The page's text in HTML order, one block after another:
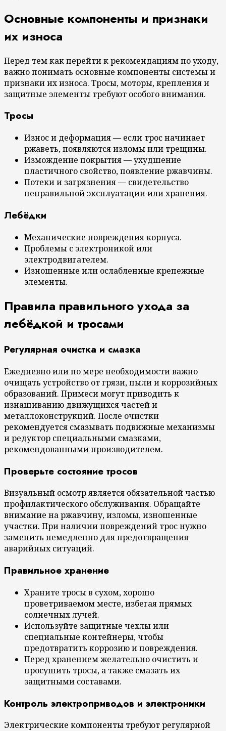
Основные компоненты и признаки
их износа
Перед тем как перейти к рекомендациям по уходу,
важно понимать основные компоненты системы и
признаки их износа. Тросы, моторы, крепления и
защитные элементы требуют особого внимания.
Тросы
Износ и деформация — если трос начинает
ржаветь, появляются изломы или трещины.
Измождение покрытия — ухудшение
пластичного свойство, появление ржавчины.
Потеки и загрязнения — свидетельство
неправильной эксплуатации или хранения.
Лебёдки
Механические повреждения корпуса.
Проблемы с электроникой или
электродвигателем.
Изношенные или ослабленные крепежные
элементы.
Правила правильного ухода за
лебёдкой и тросами
Регулярная очистка и смазка
Ежедневно или по мере необходимости важно
очищать устройство от грязи, пыли и коррозийных
образований. Примеси могут приводить к
изнашиванию движущихся частей и
металлоконструкций. После очистки
рекомендуется смазывать подвижные механизмы
и редуктор специальными смазками,
рекомендованными производителем.
Проверьте состояние тросов
Визуальный осмотр является обязательной частью
профилактического обслуживания. Обращайте
внимание на ржавчину, изломы, изношенные
участки. При наличии повреждений трос нужно
заменить немедленно для предотвращения
аварийных ситуаций.
Правильное хранение
Храните тросы в сухом, хорошо
проветриваемом месте, избегая прямых
солнечных лучей.
Используйте защитные чехлы или
специальные контейнеры, чтобы
предотвратить коррозию и повреждения.
Перед хранением желательно очистить и
просушить тросы, а также смазать их
защитными составами.
Контроль электроприводов и электроники
Электрические компоненты требуют регулярной